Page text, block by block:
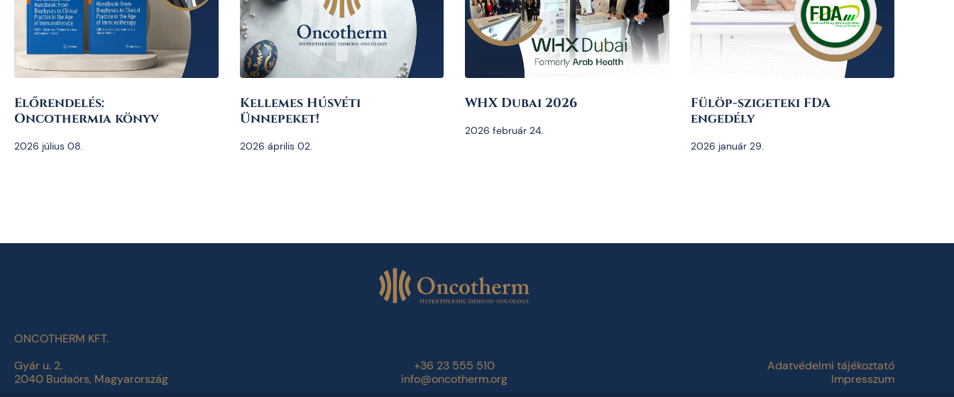
Előrendelés:
Oncothermia könyv
2026 július 08.
Kellemes Húsvéti
Ünnepeket!
2026 április 02.
WHX Dubai 2026
2026 február 24.
Fülöp-szigeteki FDA
engedély
2026 január 29.
ONCOTHERM KFT.
Gyár u. 2.
2040 Budaörs, Magyarország
+36 23 555 510
info@oncotherm.org
Adatvédelmi tájékoztató
Impresszum